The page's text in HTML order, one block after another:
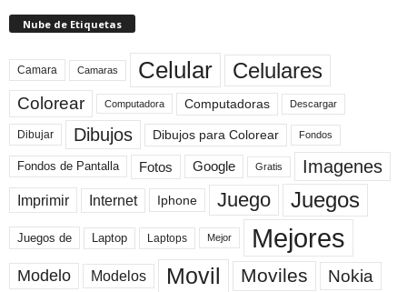
Nube de Etiquetas
Camara Camaras Celular Celulares
Colorear Computadora Computadoras Descargar
Dibujar Dibujos Dibujos para Colorear Fondos
Fondos de Pantalla Fotos Google Gratis Imagenes
Imprimir Internet Iphone Juego Juegos
Juegos de Laptop Laptops Mejor Mejores
Modelo Modelos Movil Moviles Nokia